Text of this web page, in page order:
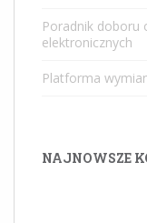
Poradnik doboru
elektronicznych
Platforma
NAJNOWSZE